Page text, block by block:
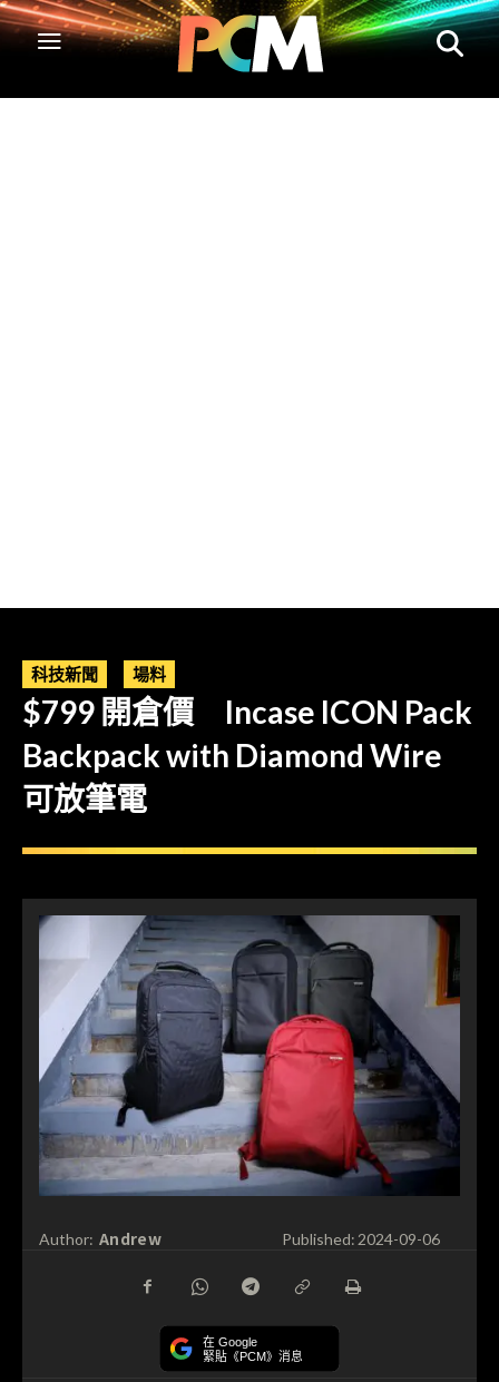
科技新聞 場料
$799 開倉價 Incase ICON Pack
Backpack with Diamond Wire
可放筆電
Author: Andrew Published:2024-09-06
在 Google
緊貼《PCM》消息